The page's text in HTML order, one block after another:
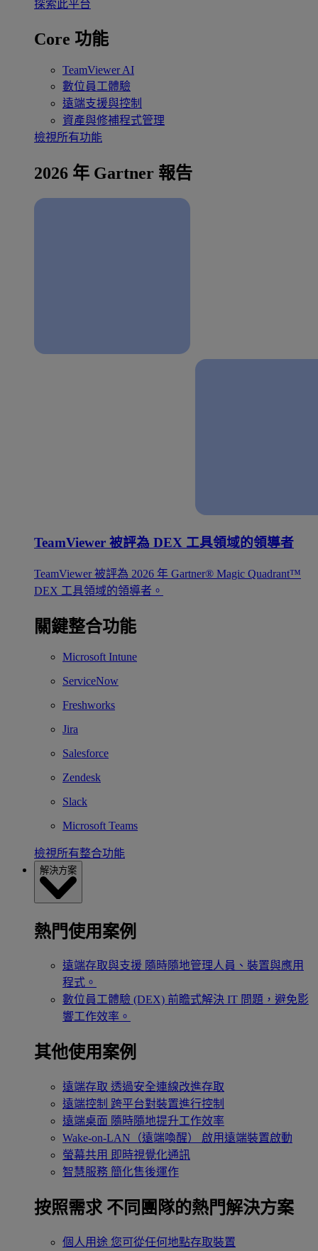
探索此平台
Core 功能
TeamViewer AI
數位員工體驗
遠端支援與控制
資產與修補程式管理
檢視所有功能
2026 年 Gartner 報告
TeamViewer 被評為 DEX 工具領域的領導者
TeamViewer 被評為 2026 年 Gartner® Magic Quadrant™
DEX 工具領域的領導者。
關鍵整合功能
Microsoft Intune
ServiceNow
Freshworks
Jira
Salesforce
Zendesk
Slack
Microsoft Teams
檢視所有整合功能
解決方案
熱門使用案例
遠端存取與支援 隨時隨地管理人員、裝置與應用
程式。
數位員工體驗 (DEX) 前瞻式解決 IT 問題，避免影
響工作效率。
其他使用案例
遠端存取 透過安全連線改進存取
遠端控制 跨平台對裝置進行控制
遠端桌面 隨時隨地提升工作效率
Wake-on-LAN（遠端喚醒）
啟用遠端裝置啟動
螢幕共用 即時視覺化通訊
智慧服務 簡化售後運作
按照需求 不同團隊的熱門解決方案
個人用途 您可從任何地點存取裝置